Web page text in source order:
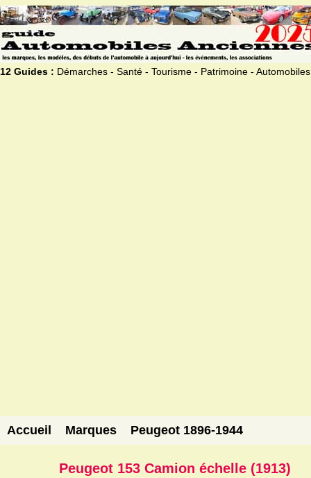
12 Guides : Démarches - Santé - Tourisme - Patrimoine - Automobiles
Accueil Marques Peugeot 1896-1944
Peugeot 153 Camion échelle (1913)